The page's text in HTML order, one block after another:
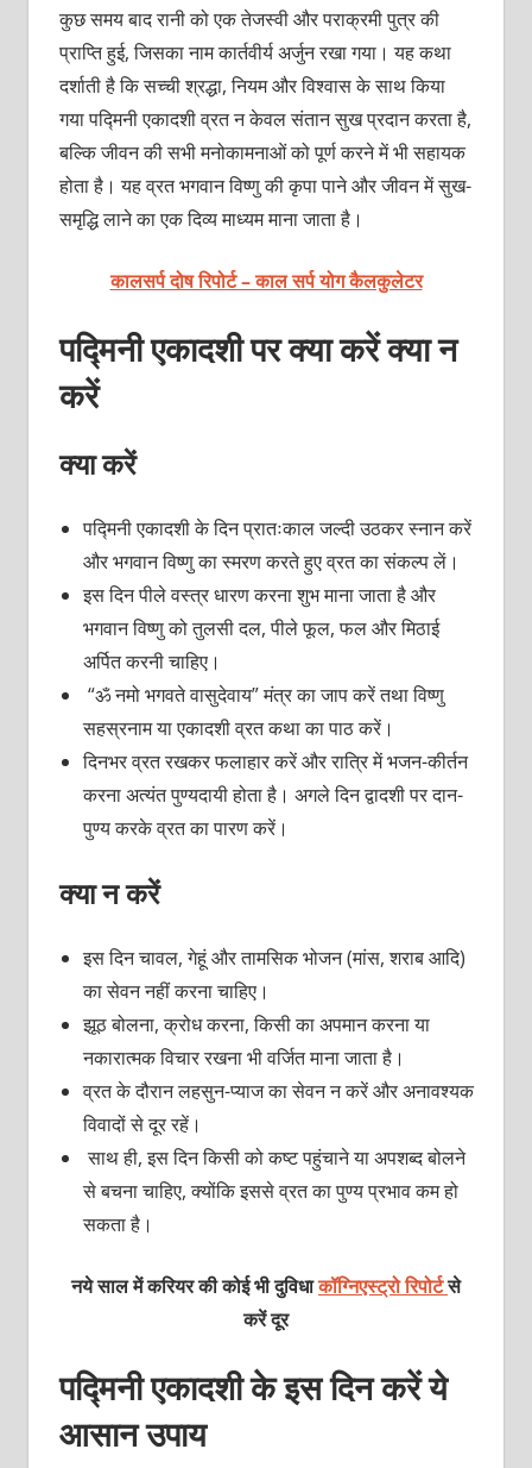
कुछ समय बाद रानी को एक तेजस्वी और पराक्रमी पुत्र की
प्राप्ति हुई, जिसका नाम कार्तवीर्य अर्जुन रखा गया। यह कथा
दर्शाती है कि सच्ची श्रद्धा, नियम और विश्वास के साथ किया
गया पद्मिनी एकादशी व्रत न केवल संतान सुख प्रदान करता है,
बल्कि जीवन की सभी मनोकामनाओं को पूर्ण करने में भी सहायक
होता है। यह व्रत भगवान विष्णु की कृपा पाने और जीवन में सुख-
समृद्धि लाने का एक दिव्य माध्यम माना जाता है।
कालसर्प दोष रिपोर्ट – काल सर्प योग कैलकुलेटर
पद्मिनी एकादशी परक्या करें क्या न
करें
क्या करें
पद्मिनी एकादशी के दिन प्रातःकाल जल्दी उठकर स्नान करें
और भगवान विष्णु का स्मरण करते हुए व्रत का संकल्प लें।
इस दिन पीले वस्त्र धारण करना शुभ माना जाता है और
भगवान विष्णु को तुलसी दल, पीले फूल, फल और मिठाई
अर्पित करनी चाहिए।
“ॐ नमो भगवते वासुदेवाय” मंत्र का जाप करें तथा विष्णु
सहस्रनाम या एकादशी व्रत कथा का पाठ करें।
दिनभर व्रत रखकर फलाहार करें और रात्रि में भजन-कीर्तन
करना अत्यंत पुण्यदायी होता है। अगले दिन द्वादशी पर दान-
पुण्य करके व्रत का पारण करें।
क्या न करें
इस दिन चावल, गेहूं और तामसिक भोजन (मांस, शराब आदि)
का सेवन नहीं करना चाहिए।
झूठ बोलना, क्रोध करना, किसी का अपमान करना या
नकारात्मक विचार रखना भी वर्जित माना जाता है।
व्रत के दौरान लहसुन-प्याज का सेवन न करें और अनावश्यक
विवादों से दूर रहें।
साथ ही, इस दिन किसी को कष्ट पहुंचाने या अपशब्द बोलने
से बचना चाहिए, क्योंकि इससे व्रत का पुण्य प्रभाव कम हो
सकता है।
नये साल में करियर की कोई भी दुविधाकॉग्निएस्ट्रो रिपोर्टसे
करें दूर
पद्मिनी एकादशी के इस दिन करें ये
आसान उपाय